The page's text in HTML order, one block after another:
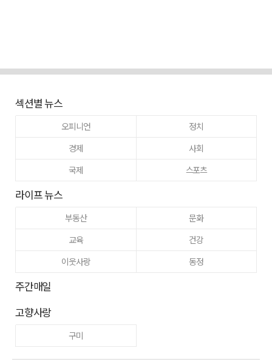
섹션별 뉴스
오피니언
정치
경제
사회
국제
스포츠
라이프 뉴스
부동산
문화
교육
건강
이웃사랑
동정
주간매일
고향사랑
구미